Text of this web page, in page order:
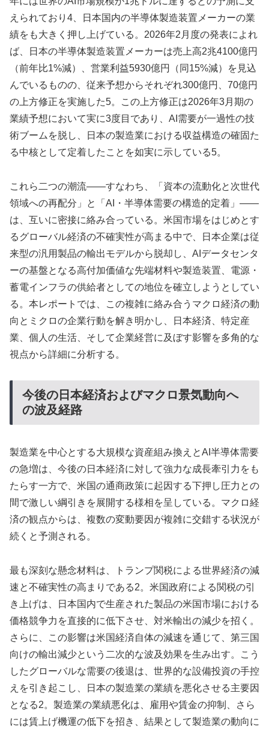
えられており4、日本国内の半導体製造装置メーカーの業
績をも大きく押し上げている。2026年2月度の発表によれ
ば、日本の半導体製造装置メーカーは売上高2兆4100億円
（前年比1%減）、営業利益5930億円（同15%減）を見込
んでいるものの、従来予想からそれぞれ300億円、70億円
の上方修正を実施した5。この上方修正は2026年3月期の
業績予想において実に3度目であり、AI需要が一過性の技
術ブームを脱し、日本の製造業における収益構造の確固た
る中核として定着したことを如実に示している5。
これら二つの潮流——すなわち、「資本の流動化と次世代
領域への再配分」と「AI・半導体需要の構造的定着」——
は、互いに密接に絡み合っている。米国市場をはじめとす
るグローバル経済の不確実性が高まる中で、日本企業は従
来型の汎用製品の輸出モデルから脱却し、AIデータセンタ
ーの基盤となる高付加価値な先端材料や製造装置、電源・
蓄電インフラの供給者としての地位を確立しようとしてい
る。本レポートでは、この複雑に絡み合うマクロ経済の動
向とミクロの企業行動を解き明かし、日本経済、特定産
業、個人の生活、そして企業経営に及ぼす影響を多角的な
視点から詳細に分析する。
今後の日本経済およびマクロ景気動向へ
の波及経路
製造業を中心とする大規模な資産組み換えとAI半導体需要
の急増は、今後の日本経済に対して強力な成長牽引力をも
たらす一方で、米国の通商政策に起因する下押し圧力との
間で激しい綱引きを展開する様相を呈している。マクロ経
済の観点からは、複数の変動要因が複雑に交錯する状況が
続くと予測される。
最も深刻な懸念材料は、トランプ関税による世界経済の減
速と不確実性の高まりである2。米国政府による関税の引
き上げは、日本国内で生産された製品の米国市場における
価格競争力を直接的に低下させ、対米輸出の減少を招く。
さらに、この影響は米国経済自体の減速を通じて、第三国
向けの輸出減少という二次的な波及効果を生み出す。こう
したグローバルな需要の後退は、世界的な設備投資の手控
えを引き起こし、日本の製造業の業績を悪化させる主要因
となる2。製造業の業績悪化は、雇用や賃金の抑制、さら
には賃上げ機運の低下を招き、結果として製造業の動向に